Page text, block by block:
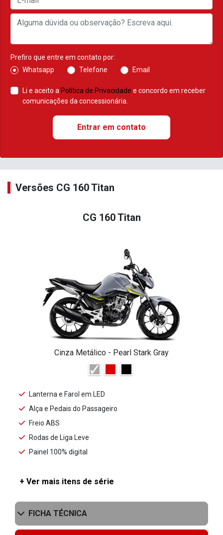
Prefiro que entre em contato por:
Whatsapp
Telefone Email
Li e aceito a Política de Privacidade e concordo em receber
comunicações da concessionária.
Entrar em contato
Versões CG 160 Titan
CG 160 Titan
Cinza Metálico - Pearl Stark Gray
Lanterna e Farol em LED
Alça e Pedais do Passageiro
Freio ABS
Rodas de Liga Leve
Painel 100% digital
+ Ver mais itens de série
FICHA TÉCNICA